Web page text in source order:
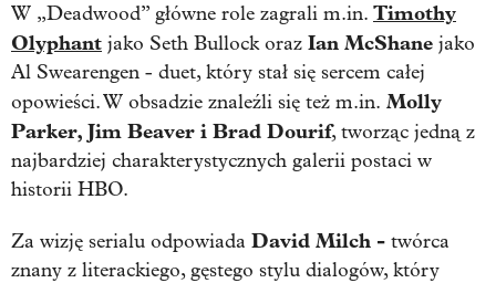
W „Deadwood” główne role zagrali m.in. Timothy
Olyphant jako Seth Bullock oraz Ian McShane jako
Al Swearengen - duet, który stał się sercem całej
opowieści. W obsadzie znaleźli się też m.in. Molly
Parker, Jim Beaver i Brad Dourif, tworząc jedną z
najbardziej charakterystycznych galerii postaci w
historii HBO.
Za wizję serialu odpowiada David Milch - twórca
znany z literackiego, gęstego stylu dialogów, który